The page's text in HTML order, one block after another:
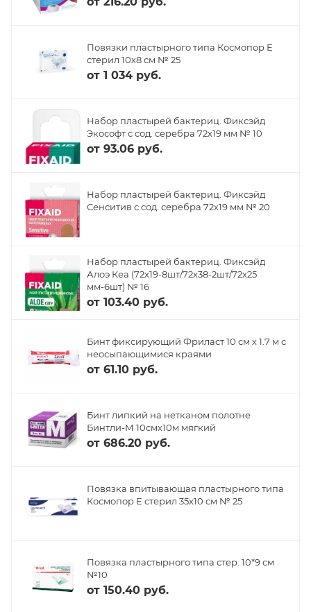
Повязки пластырного типа Космопор Е
стерил 10х8 см № 25
от 1 034 руб.
Набор пластырей бактериц. Фиксэйд
Экософт с сод. серебра 72х19 мм № 10
от 93.06 руб.
Набор пластырей бактериц. Фиксэйд
Сенситив с сод. серебра 72х19 мм № 20
Набор пластырей бактериц. Фиксэйд
Алоэ Кеа (72х19-8шт/72х38-2шт/72х25
мм-6шт) № 16
от 103.40 руб.
Бинт фиксирующий Фриласт 10 см х 1.7 м с
неосыпающимися краями
от 61.10 руб.
Бинт липкий на нетканом полотне
Бинтли-М 10смх10м мягкий
от 686.20 руб.
Повязка впитывающая пластырного типа
Космопор Е стерил 35х10 см № 25
Повязка пластырного типа стер. 10*9 см
№10
от 150.40 руб.